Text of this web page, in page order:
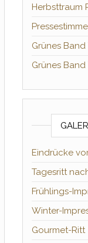
Herbsttraum
Grünes Band
Grünes Band
Eindrücke
Tagesritt
Frühlings-
Winter-
Gourmet-Ritt